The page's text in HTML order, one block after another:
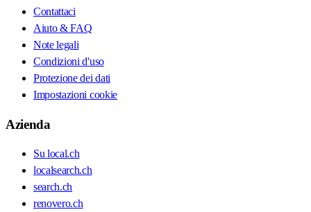
Contattaci
Aiuto & FAQ
Note legali
Condizioni d'uso
Protezione dei dati
Impostazioni cookie
Azienda
Su local.ch
localsearch.ch
search.ch
renovero.ch